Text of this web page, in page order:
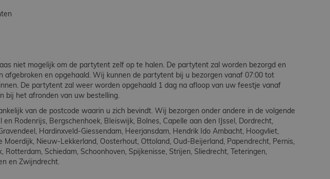
niet mogelijk om de partytent zelf op te halen. De partytent zal worden bezorgd en
en opgehaald. Wij kunnen de partytent bij u bezorgen vanaf 07:00 tot
De partytent zal weer worden opgehaald 1 dag na afloop van uw feestje vanaf
bij het afronden van uw bestelling.
van de postcode waarin u zich bevindt. Wij bezorgen onder andere in de volgende
Rodenrijs, Bergschenhoek, Bleiswijk, Bolnes, Capelle aan den IJssel, Dordrecht,
Hardinxveld-Giessendam, Heerjansdam, Hendrik Ido Ambacht, Hoogvliet,
Moerdijk, Nieuw-Lekkerland, Oosterhout, Ottoland, Oud-Beijerland, Papendrecht, Pernis,
Rotterdam, Schiedam, Schoonhoven, Spijkenisse, Strijen, Sliedrecht, Teteringen,
en Zwijndrecht.